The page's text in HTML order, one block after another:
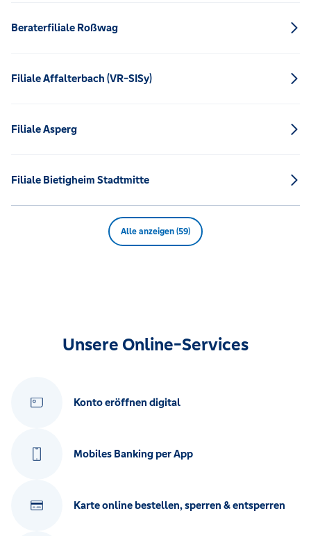
Beraterfiliale Roßwag
Filiale Affalterbach (VR-SISy)
Filiale Asperg
Filiale Bietigheim Stadtmitte
Alle anzeigen (59)
Unsere Online-Services
Konto eröffnen digital
Mobiles Banking per App
Karte online bestellen, sperren & entsperren